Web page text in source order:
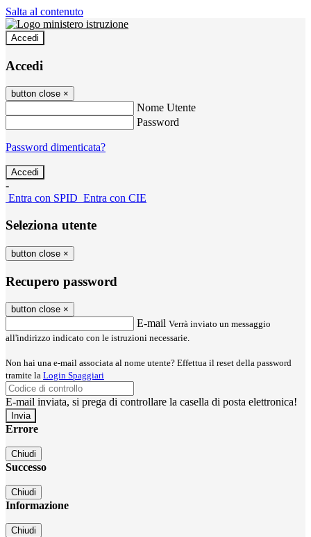
Salta al contenuto
Accedi
Accedi
button close ×
Nome Utente
Password
Password dimenticata?
-
Entra con SPID Entra con CIE
Seleziona utente
button close ×
Recupero password
button close ×
E-mail Verrà inviato un messaggio
all'indirizzo indicato con le istruzioni necessarie.
Non hai una e-mail associata al nome utente? Effettua il reset della password
tramite la Login Spaggiari
E-mail inviata, si prega di controllare la casella di posta elettronica!
Errore
Chiudi
Successo
Chiudi
Informazione
Chiudi